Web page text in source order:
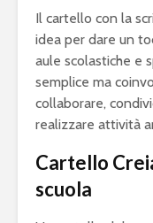
Il cartello con la
idea per dare un
aule scolastiche e
semplice ma
collaborare,
realizzare attività
Cartello
scuola